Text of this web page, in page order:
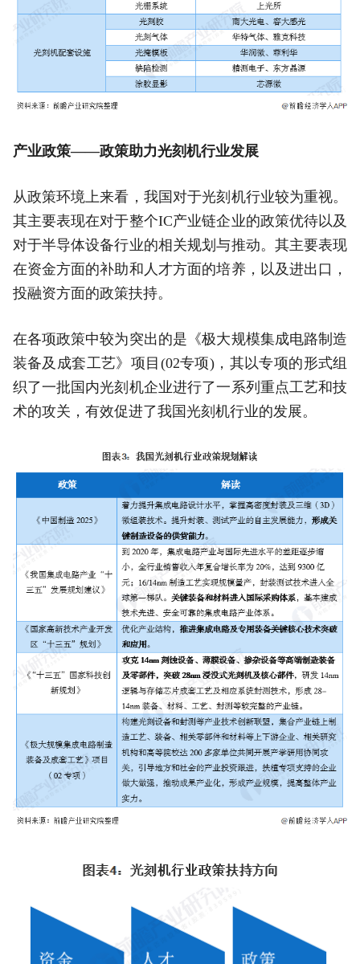
产业政策——政策助力光刻机行业发展
从政策环境上来看，我国对于光刻机行业较为重视。
其主要表现在对于整个IC产业链企业的政策优待以及
对于半导体设备行业的相关规划与推动。其主要表现
在资金方面的补助和人才方面的培养，以及进出口，
投融资方面的政策扶持。
在各项政策中较为突出的是《极大规模集成电路制造
装备及成套工艺》项目(02专项)，其以专项的形式组
织了一批国内光刻机企业进行了一系列重点工艺和技
术的攻关，有效促进了我国光刻机行业的发展。